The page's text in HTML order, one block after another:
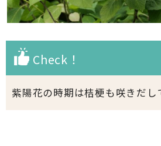
Check！
紫陽花の時期は桔梗も咲きだし